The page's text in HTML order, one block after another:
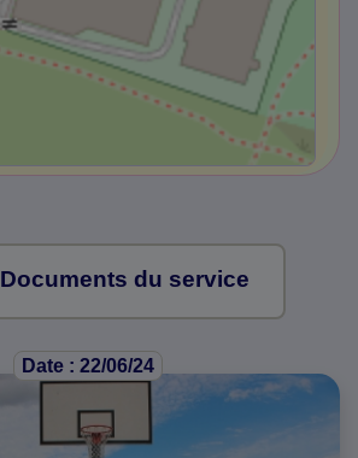
Documents du service
Date : 22/06/24